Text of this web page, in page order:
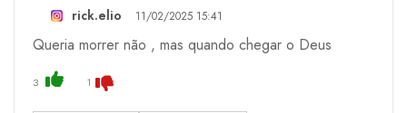
rick.elio 11/02/2025 15:41
Queria morrer não , mas quando chegar o Deus
3 1